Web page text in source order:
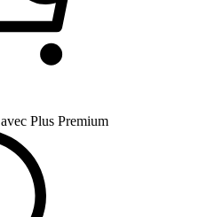
avec Plus Premium